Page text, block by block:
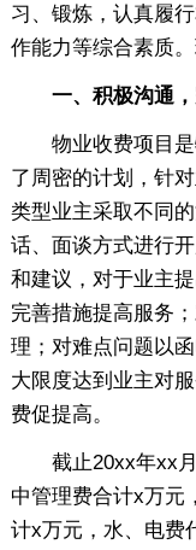
习、锻炼，认真履
作能力等综合素质
一、积极沟通，
物业收费项目是
了周密的计划，针
类型业主采取不同
话、面谈方式进行
和建议，对于业主
完善措施提高服务
理；对难点问题以
大限度达到业主对
费促提高。
截止20xx年xx月
中管理费合计x万元
计x万元，水、电费